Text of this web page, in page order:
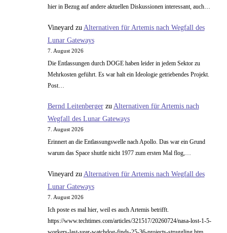
hier in Bezug auf andere aktuellen Diskussionen interessant, auch…
Vineyard zu Alternativen für Artemis nach Wegfall des
Lunar Gateways
7. August 2026
Die Entlassungen durch DOGE haben leider in jedem Sektor zu
Mehrkosten geführt. Es war halt ein Ideologie getriebendes Projekt.
Post…
Bernd Leitenbergerzu Alternativen für Artemis nach
Wegfall des Lunar Gateways
7. August 2026
Erinnert an die Entlassungswelle nach Apollo. Das war ein Grund
warum das Space shuttle nicht 1977 zum ersten Mal flog,…
Vineyard zu Alternativen für Artemis nach Wegfall des
Lunar Gateways
7. August 2026
Ich poste es mal hier, weil es auch Artemis betrifft.
https://www.techtimes.com/articles/321517/20260724/nasa-lost-1-5-